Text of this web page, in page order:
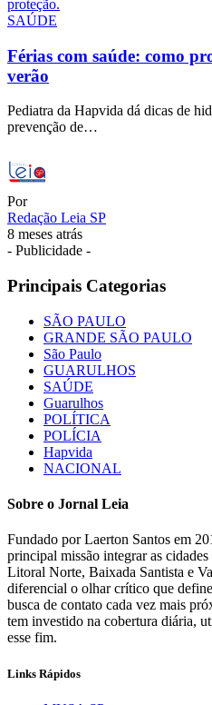
SAÚDE
Férias com saúde: como
verão
Pediatra da Hapvida dá dicas de
prevenção de…
Por
Redação Leia SP
8 meses atrás
- Publicidade -
Principais Categorias
SÃO PAULO
GRANDE SÃO PAULO
São Paulo
GUARULHOS
SAÚDE
Guarulhos
POLÍTICA
POLÍCIA
Hapvida
NACIONAL
Sobre o Jornal Leia
Fundado por Laerton Santos em
principal missão integrar as
Litoral Norte, Baixada Santista e
diferencial o olhar crítico que
busca de contato cada vez mais
tem investido na cobertura diária,
esse fim.
Links Rápidos